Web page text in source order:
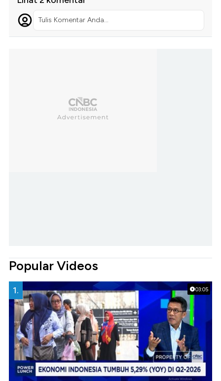
Tulis Komentar Anda...
Popular Videos
03:05
1.